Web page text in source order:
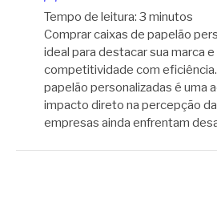
Tempo de leitura: 3 minutos
Comprar caixas de papelão
ideal para destacar sua marca
competitividade com
papelão personalizadas é uma
impacto direto na percepção
empresas ainda enfrentam